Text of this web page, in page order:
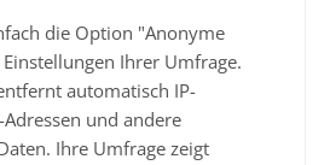
die Option "Anonyme
Ihrer Umfrage.
automatisch IP-
und andere
Ihre Umfrage zeigt